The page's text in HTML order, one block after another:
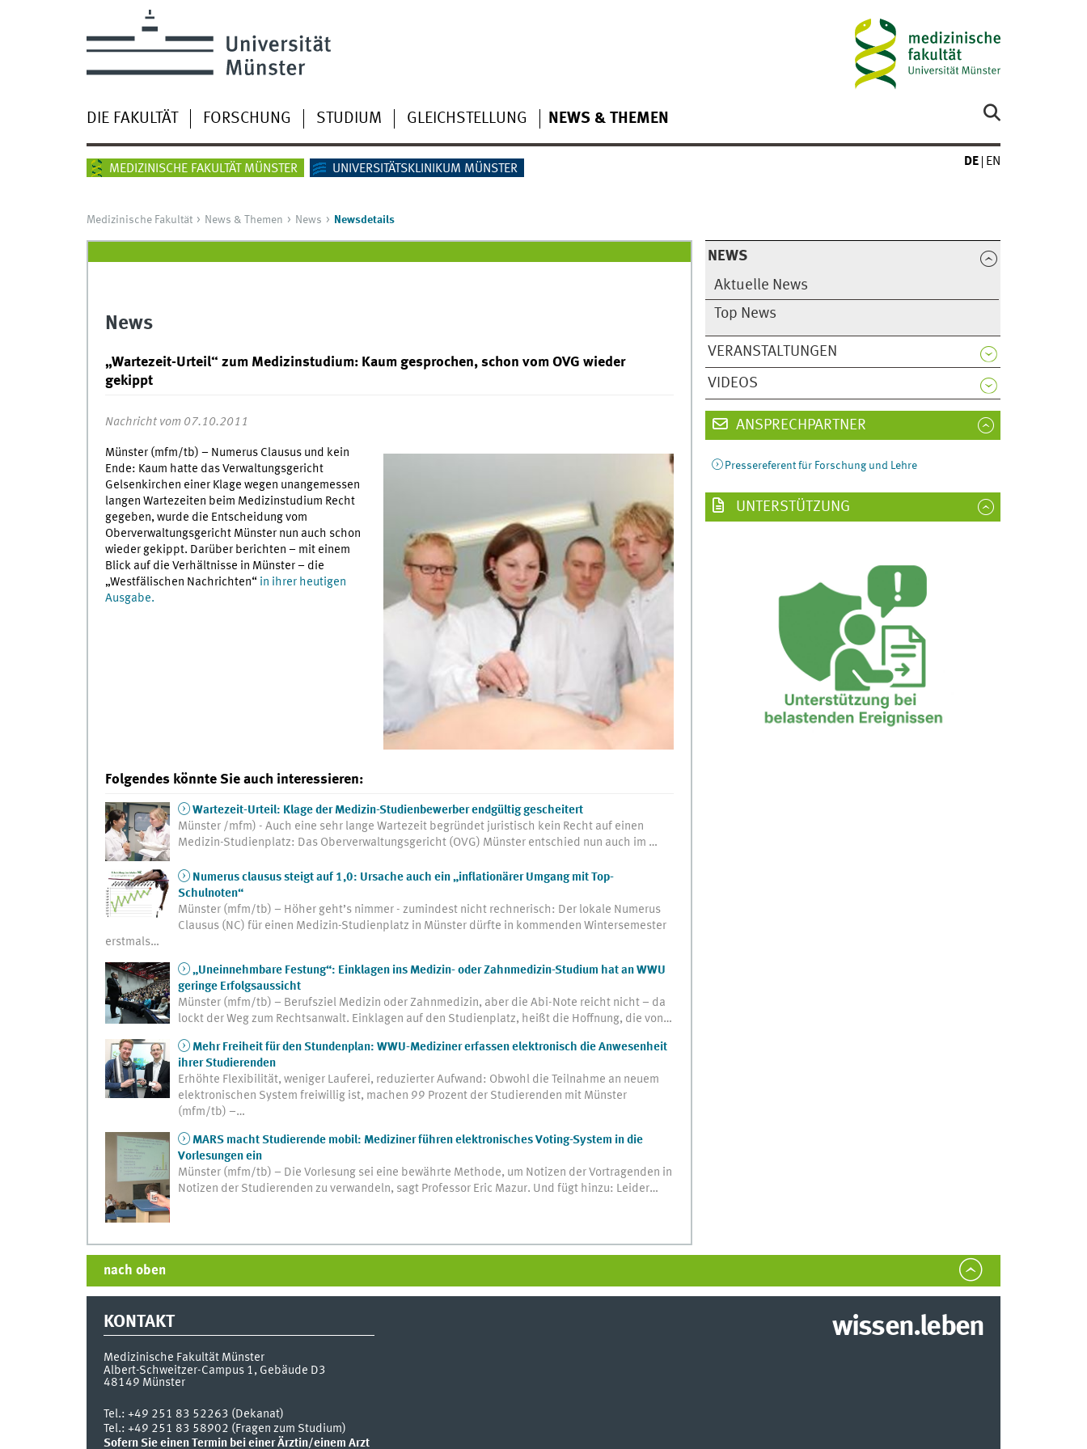
DIE FAKULTÄT FORSCHUNG STUDIUM GLEICHSTELLUNG NEWS & THEMEN
MEDIZINISCHE FAKULTÄT MÜNSTER UNIVERSITÄTSKLINIKUM MÜNSTER
DE EN
Medizinische Fakultät News & Themen News Newsdetails
NEWS
Aktuelle News
Top News
VERANSTALTUNGEN
VIDEOS
News
„Wartezeit-Urteil“ zum Medizinstudium: Kaum gesprochen, schon vom OVG wieder
gekippt
Nachricht vom 07.10.2011
Münster (mfm/tb) – Numerus Clausus und kein
Ende: Kaum hatte das Verwaltungsgericht
Gelsenkirchen einer Klage wegen unangemessen
langen Wartezeiten beim Medizinstudium Recht
gegeben, wurde die Entscheidung vom
Oberverwaltungsgericht Münster nun auch schon
wieder gekippt. Darüber berichten – mit einem
Blick auf die Verhältnisse in Münster – die
„Westfälischen Nachrichten“ in ihrer heutigen
Ausgabe.
Folgendes könnte Sie auch interessieren:
Wartezeit-Urteil: Klage der Medizin-Studienbewerber endgültig gescheitert
Münster /mfm) - Auch eine sehr lange Wartezeit begründet juristisch kein Recht auf einen
Medizin-Studienplatz: Das Oberverwaltungsgericht (OVG) Münster entschied nun auch im …
Numerus clausus steigt auf 1,0: Ursache auch ein „inflationärer Umgang mit Top-
Schulnoten“
Münster (mfm/tb) – Höher geht’s nimmer - zumindest nicht rechnerisch: Der lokale Numerus
Clausus (NC) für einen Medizin-Studienplatz in Münster dürfte in kommenden Wintersemester
erstmals…
„Uneinnehmbare Festung“: Einklagen ins Medizin- oder Zahnmedizin-Studium hat an WWU
geringe Erfolgsaussicht
Münster (mfm/tb) – Berufsziel Medizin oder Zahnmedizin, aber die Abi-Note reicht nicht – da
lockt der Weg zum Rechtsanwalt. Einklagen auf den Studienplatz, heißt die Hoffnung, die von…
Mehr Freiheit für den Stundenplan: WWU-Mediziner erfassen elektronisch die Anwesenheit
ihrer Studierenden
Erhöhte Flexibilität, weniger Lauferei, reduzierter Aufwand: Obwohl die Teilnahme an neuem
elektronischen System freiwillig ist, machen 99 Prozent der Studierenden mit Münster
(mfm/tb) –…
MARS macht Studierende mobil: Mediziner führen elektronisches Voting-System in die
Vorlesungen ein
Münster (mfm/tb) – Die Vorlesung sei eine bewährte Methode, um Notizen der Vortragenden in
Notizen der Studierenden zu verwandeln, sagt Professor Eric Mazur. Und fügt hinzu: Leider…
ANSPRECHPARTNER
Pressereferent für Forschung und Lehre
UNTERSTÜTZUNG
nach oben
KONTAKT
Medizinische Fakultät Münster
Albert-Schweitzer-Campus 1, Gebäude D3
48149 Münster
Tel.: +49 251 83 52263 (Dekanat)
Tel.: +49 251 83 58902 (Fragen zum Studium)
Sofern Sie einen Termin bei einer Ärztin/einem Arzt
wissen.leben